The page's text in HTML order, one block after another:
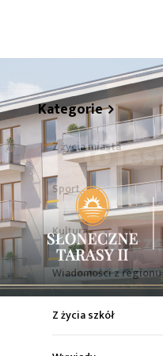
Kategorie
Z życia miasta
Sport
Kultura
Wiadomości z regionu
Z życia szkół